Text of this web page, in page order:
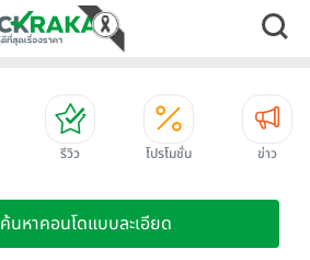
รีวิว โปรโมชั่น ข่าว
ค้นหาคอนโดแบบละเอียด